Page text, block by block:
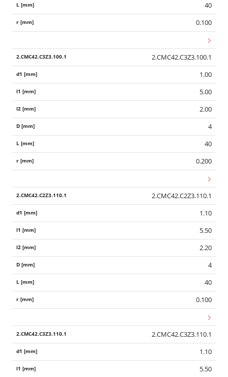
40
0.100
2.CMC42.C3Z3.100.1
1.00
5.00
2.00
4
40
0.200
2.CMC42.C2Z3.110.1
1.10
5.50
2.20
4
40
0.100
2.CMC42.C3Z3.110.1
1.10
5.50